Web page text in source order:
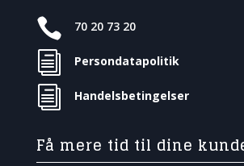
 70 20 73 20
i Persondatapolitik
i Handelsbetingelser
Få mere tid til dine